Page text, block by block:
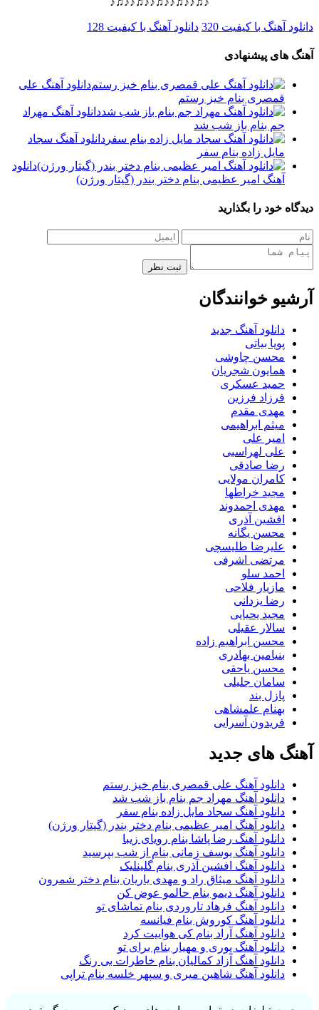
دانلود آهنگ با کیفیت 320 دانلود آهنگ با کیفیت 128
آهنگ های پیشنهادی
دانلود آهنگ علی
قمصری بنام خیز رستم
دانلود آهنگ مهراد
جم بنام باز شب شد
دانلود آهنگ سجاد
مایل زاده بنام سفر
دانلود
آهنگ امیر عظیمی بنام دختر بندر (گیتار ورژن)
دیدگاه خود را بگذارید
ثبت نظر
آرشیو خوانندگان
دانلود آهنگ جدید
پویا بیاتی
محسن چاوشی
همایون شجریان
حمید عسکری
فرزاد فرزین
مهدی مقدم
میثم ابراهیمی
امیر علی
علی لهراسبی
رضا صادقی
کامران مولایی
مجید خراطها
مهدی احمدوند
افشین آذری
محسن یگانه
علیرضا طلیسچی
مرتضی اشرفی
احمد سلو
مازیار فلاحی
رضا یزدانی
مجید یحیایی
سالار عقیلی
محسن ابراهیم زاده
بنیامین بهادری
محسن یاحقی
سامان جلیلی
پازل بند
بهنام علمشاهی
فریدون آسرایی
آهنگ های جدید
دانلود آهنگ علی قمصری بنام خیز رستم
دانلود آهنگ مهراد جم بنام باز شب شد
دانلود آهنگ سجاد مایل زاده بنام سفر
دانلود آهنگ امیر عظیمی بنام دختر بندر (گیتار ورژن)
دانلود آهنگ رضا پاشا بنام رویای زیبا
دانلود آهنگ یوسف زمانی بنام از شب بپرسید
دانلود آهنگ افشین آذری بنام گلینلیک
دانلود آهنگ میثاق راد و مهدی یاریان بنام دختر شمرون
دانلود آهنگ دیمو بنام حالمو عوض کن
دانلود آهنگ فرهاد تاروردی بنام تماشای تو
دانلود آهنگ کوروش بنام فیانسه
دانلود آهنگ آراد بنام کی هواییت کرد
دانلود آهنگ پوری و مهیار بنام برای تو
دانلود آهنگ آزاد کمالیان بنام خاطرات بی رنگ
دانلود آهنگ شاهین میری و سپهر خلسه بنام تراپی